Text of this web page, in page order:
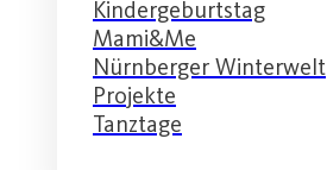
Kindergeburtstag
Mami&Me
Nürnberger Winterwelt
Projekte
Tanztage